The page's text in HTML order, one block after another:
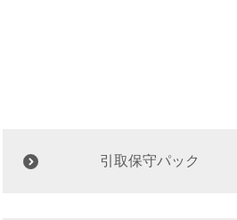
引取保守パック